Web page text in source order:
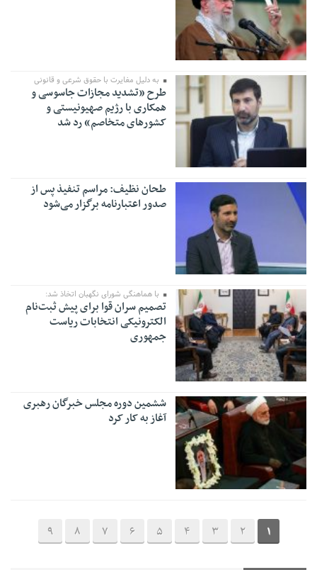
به دلیل مغایرت با حقوق شرعی و قانونی
طرح «تشدید مجازات جاسوسی و
همکاری با رژیم صهیونیستی و
کشور‌های متخاصم» رد شد
طحان نظیف: مراسم تنفیذ پس از
صدور اعتبارنامه برگزار می‌شود
با هماهنگی شورای نگهبان اتخاذ شد:
تصمیم سران قوا برای پیش ثبت‌نام
الکترونیکی انتخابات ریاست
جمهوری
ششمین دوره مجلس خبرگان رهبری
آغاز به کار کرد
1
2
3
4
5
6
7
8
9